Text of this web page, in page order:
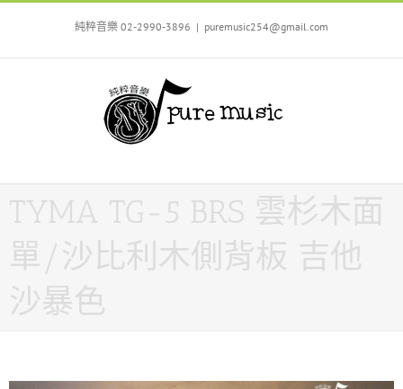
Skip
純粹音樂 02-2990-3896 | puremusic254@gmail.com
TYMA TG-5 BRS 雲杉木面
單/沙比利木側背板 吉他
沙暴色